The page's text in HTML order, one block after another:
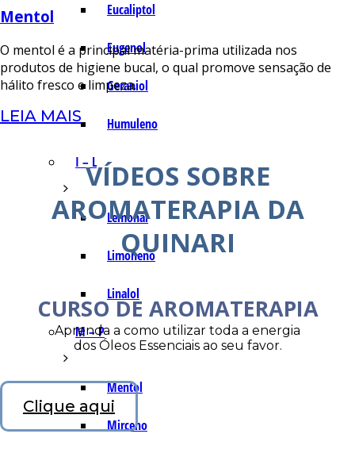
Eucaliptol
Eugenol
Geraniol
Humuleno
I – L
Lemonal
Limoneno
Linalol
M – P
Mentol
Mirceno
Mentol
O mentol é a principal matéria-prima utilizada nos
produtos de higiene bucal, o qual promove sensação de
hálito fresco e limpeza.
LEIA MAIS
VÍDEOS SOBRE
AROMATERAPIA DA
QUINARI
CURSO DE AROMATERAPIA
Aprenda a como utilizar toda a energia
dos Óleos Essenciais ao seu favor.
Clique aqui